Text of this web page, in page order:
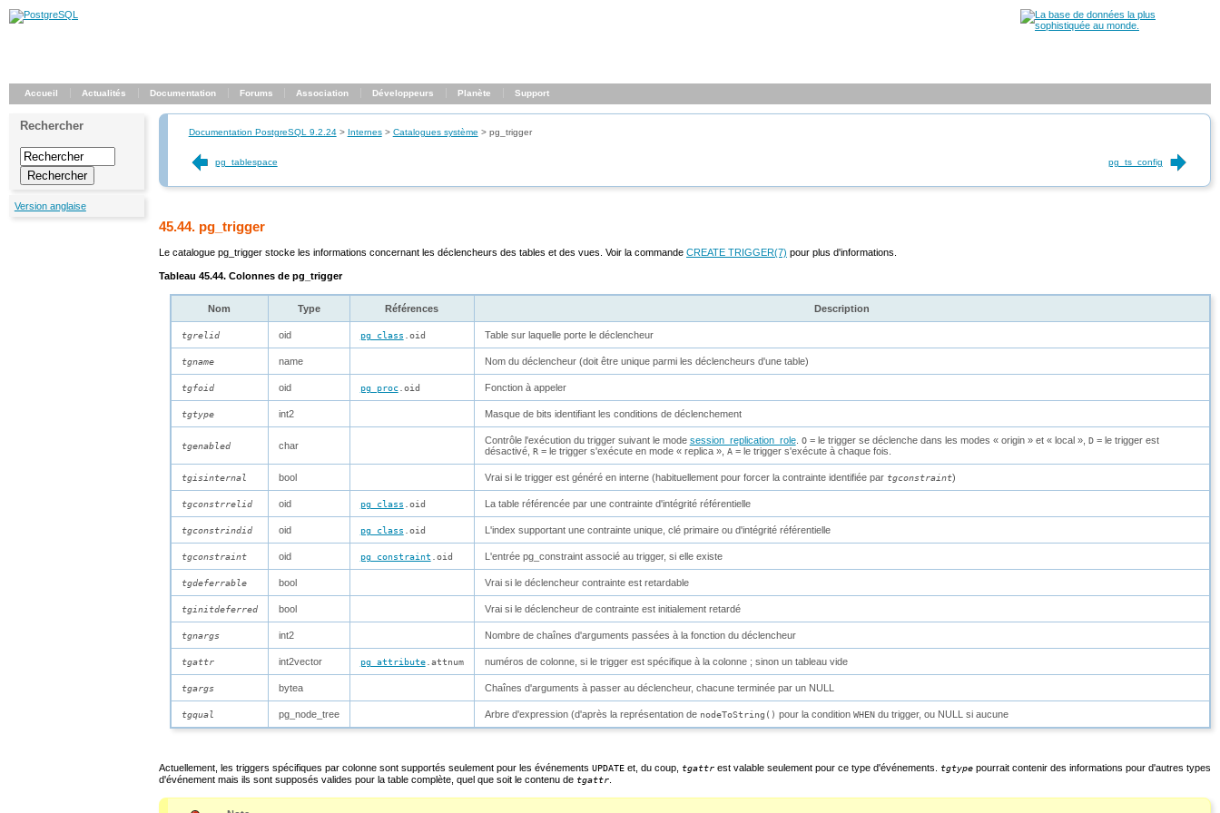
Accueil Actualités Documentation Forums Association Développeurs Planète Support
Rechercher
Version anglaise
Documentation PostgreSQL 9.2.24> Internes> Catalogues système > pg_trigger
pg_tablespace pg_ts_config
45.44. pg_trigger
Le catalogue pg_trigger stocke les informations concernant les déclencheurs des tables et des vues. Voir la commande CREATE TRIGGER(7) pour plus d'informations.
Tableau 45.44. Colonnes de pg_trigger
Nom Type Références Description
tgrelid oid pg_class .oid Table sur laquelle porte le déclencheur
tgname name Nom du déclencheur (doit être unique parmi les déclencheurs d'une table)
tgfoid oid pg_proc.oid Fonction à appeler
tgtype int2 Masque de bits identifiant les conditions de déclenchement
tgenabled char Contrôle l'exécution du trigger suivant le mode session_replication_role. O= le trigger se déclenche dans les modes « origin»et « local », D= le trigger est
désactivé, R= le trigger s'exécute en mode « replica», A= le trigger s'exécute à chaque fois.
tgisinternal bool Vrai si le trigger est généré en interne (habituellement pour forcer la contrainte identifiée par tgconstraint)
tgconstrrelid oid pg_class .oid La table référencée par une contrainte d'intégrité référentielle
tgconstrindid oid pg_class .oid L'index supportant une contrainte unique, clé primaire ou d'intégrité référentielle
tgconstraint oid pg_constraint .oid L'entrée pg_constraintassocié au trigger, si elle existe
tgdeferrable bool Vrai si le déclencheur contrainte est retardable
tginitdeferred bool Vrai si le déclencheur de contrainte est initialement retardé
tgnargs int2 Nombre de chaînes d'arguments passées à la fonction du déclencheur
tgattr int2vector pg_attribute.attnum numéros de colonne, si le trigger est spécifique à la colonne ; sinon un tableau vide
tgargs bytea Chaînes d'arguments à passer au déclencheur, chacune terminée par un NULL
tgqual pg_node_tree Arbre d'expression (d'après la représentation de nodeToString() pour la condition WHENdu trigger, ou NULL si aucune
Actuellement, les triggers spécifiques par colonne sont supportés seulement pour les événements UPDATE et, du coup, tgattr est valable seulement pour ce type d'événements. tgtype pourrait contenir des informations pour d'autres types
d'événement mais ils sont supposés valides pour la table complète, quel que soit le contenu de tgattr